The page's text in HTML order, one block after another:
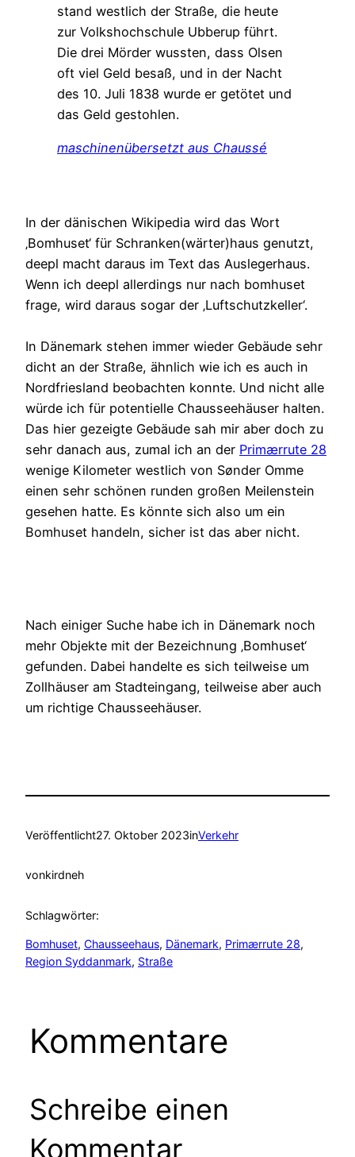
stand westlich der Straße, die heute
zur Volkshochschule Ubberup führt.
Die drei Mörder wussten, dass Olsen
oft viel Geld besaß, und in der Nacht
des 10. Juli 1838 wurde er getötet und
das Geld gestohlen.
maschinenübersetzt aus Chaussé
In der dänischen Wikipedia wird das Wort
‚Bomhuset‘ für Schranken(wärter)haus genutzt,
deepl macht daraus im Text das Auslegerhaus.
Wenn ich deepl allerdings nur nach bomhuset
frage, wird daraus sogar der ‚Luftschutzkeller‘.
In Dänemark stehen immer wieder Gebäude sehr
dicht an der Straße, ähnlich wie ich es auch in
Nordfriesland beobachten konnte. Und nicht alle
würde ich für potentielle Chausseehäuser halten.
Das hier gezeigte Gebäude sah mir aber doch zu
sehr danach aus, zumal ich an der Primærrute 28
wenige Kilometer westlich von Sønder Omme
einen sehr schönen runden großen Meilenstein
gesehen hatte. Es könnte sich also um ein
Bomhuset handeln, sicher ist das aber nicht.
Nach einiger Suche habe ich in Dänemark noch
mehr Objekte mit der Bezeichnung ‚Bomhuset‘
gefunden. Dabei handelte es sich teilweise um
Zollhäuser am Stadteingang, teilweise aber auch
um richtige Chausseehäuser.
Veröffentlicht27. Oktober 2023inVerkehr
vonkirdneh
Schlagwörter:
Bomhuset, Chausseehaus, Dänemark, Primærrute 28
Region Syddanmark, Straße
Kommentare
Schreibe einen
Kommentar